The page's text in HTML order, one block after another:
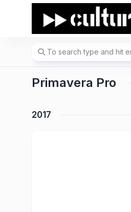
Primavera Pro
2017